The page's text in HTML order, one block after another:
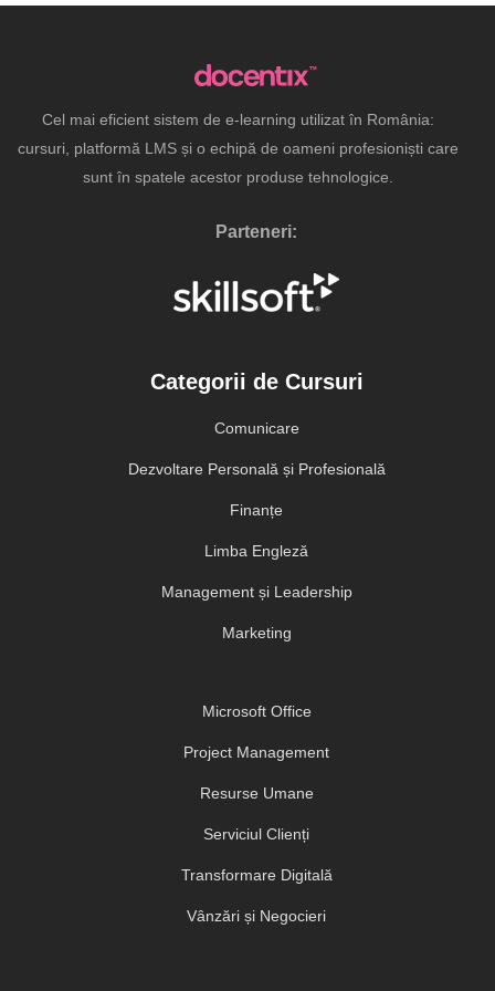
Cel mai eficient sistem de e-learning utilizat în România:
cursuri, platformă LMS și o echipă de oameni profesioniști care
sunt în spatele acestor produse tehnologice.
Parteneri:
Categorii de Cursuri
Comunicare
Dezvoltare Personală și Profesională
Finanțe
Limba Engleză
Management și Leadership
Marketing
Microsoft Office
Project Management
Resurse Umane
Serviciul Clienți
Transformare Digitală
Vânzări și Negocieri